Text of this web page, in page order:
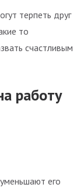
терпеть друг
то
счастливым
работу
его